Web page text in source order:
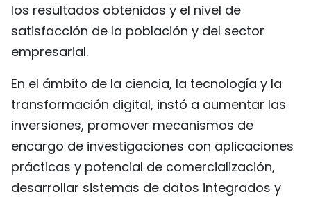
los resultados obtenidos y el nivel de
satisfacción de la población y del sector
empresarial.
En el ámbito de la ciencia, la tecnología y la
transformación digital, instó a aumentar las
inversiones, promover mecanismos de
encargo de investigaciones con aplicaciones
prácticas y potencial de comercialización,
desarrollar sistemas de datos integrados y